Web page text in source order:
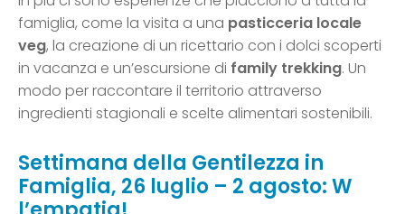
famiglia, come la visita a una pasticceria locale
veg, la creazione di un ricettario con i dolci scoperti
in vacanza e un’escursione di family trekking. Un
modo per raccontare il territorio attraverso
ingredienti stagionali e scelte alimentari sostenibili.
Settimana della Gentilezza in
Famiglia, 26 luglio – 2 agosto: W